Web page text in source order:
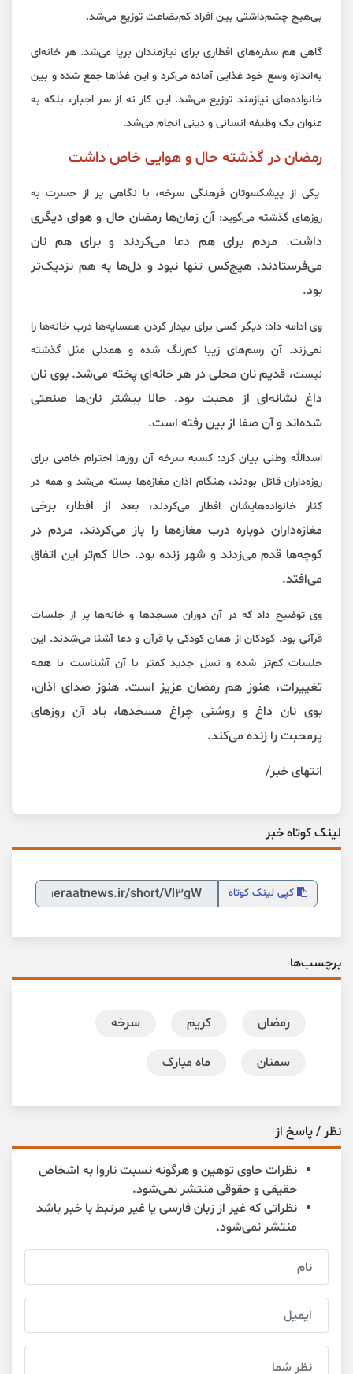
بی‌هیچ چشم‌داشتی بین افراد کم‌بضاعت توزیع می‌شد.
گاهی هم سفره‌های افطاری برای نیازمندان برپا می‌شد. هر خانه‌ای
به‌اندازه وسع خود غذایی آماده می‌کرد و این غذاها جمع شده و بین
خانواده‌های نیازمند توزیع می‌شد. این کار نه از سر اجبار، بلکه به
عنوان یک وظیفه انسانی و دینی انجام می‌شد.
رمضان در گذشته حال و هوایی خاص داشت
یکی از پیشکسوتان فرهنگی سرخه، با نگاهی پر از حسرت به
روزهای گذشته می‌گوید: آن زمان‌ها رمضان حال و هوای دیگری
داشت. مردم برای هم دعا می‌کردند و برای هم نان
می‌فرستادند. هیچ‌کس تنها نبود و دل‌ها به هم نزدیک‌تر
بود.
وی ادامه داد: دیگر کسی برای بیدار کردن همسایه‌ها درب خانه‌ها را
نمی‌زند. آن رسم‌های زیبا کم‌رنگ شده و همدلی مثل گذشته
نیست، قدیم نان محلی در هر خانه‌ای پخته می‌شد. بوی نان
داغ نشانه‌ای از محبت بود. حالا بیشتر نان‌ها صنعتی
شده‌اند و آن صفا از بین رفته است.
اسدالله وطنی بیان کرد: کسبه سرخه آن روزها احترام خاصی برای
روزه‌داران قائل بودند، هنگام اذان مغازه‌ها بسته می‌شد و همه در
کنار خانواده‌هایشان افطار می‌کردند، بعد از افطار، برخی
مغازه‌داران دوباره درب مغازه‌ها را باز می‌کردند. مردم در
کوچه‌ها قدم می‌زدند و شهر زنده بود. حالا کم‌تر این اتفاق
می‌افتد.
وی توضیح داد که در آن دوران مسجدها و خانه‌ها پر از جلسات
قرآنی بود. کودکان از همان کودکی با قرآن و دعا آشنا می‌شدند. این
جلسات کم‌تر شده و نسل جدید کمتر با آن آشناست با همه
تغییرات، هنوز هم رمضان عزیز است. هنوز صدای اذان،
بوی نان داغ و روشنی چراغ مسجدها، یاد آن روزهای
پرمحبت را زنده می‌کند.
انتهای خبر/
لینک کوتاه خبر
کپی لینک کوتاه
برچسب‌ها
رمضان کریم سرخه
سمنان ماه مبارک
نظر / پاسخ از
نظرات حاوی توهین و هرگونه نسبت ناروا به اشخاص
حقیقی و حقوقی منتشر نمی‌شود.
نظراتی که غیر از زبان فارسی یا غیر مرتبط با خبر باشد
منتشر نمی‌شود.